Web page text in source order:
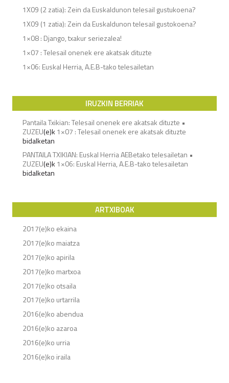
1X09 (2 zatia): Zein da Euskaldunon telesail gustukoena?
1X09 (1 zatia): Zein da Euskaldunon telesail gustokoena?
1×08 : Django, txakur seriezalea!
1×07 : Telesail onenek ere akatsak dituzte
1×06: Euskal Herria, A.E.B-tako telesailetan
IRUZKIN BERRIAK
Pantaila Txikian: Telesail onenek ere akatsak dituzte •
ZUZEU(e)k 1×07 : Telesail onenek ere akatsak dituzte
bidalketan
PANTAILA TXIKIAN: Euskal Herria AEBetako telesailetan •
ZUZEU(e)k 1×06: Euskal Herria, A.E.B-tako telesailetan
bidalketan
ARTXIBOAK
2017(e)ko ekaina
2017(e)ko maiatza
2017(e)ko apirila
2017(e)ko martxoa
2017(e)ko otsaila
2017(e)ko urtarrila
2016(e)ko abendua
2016(e)ko azaroa
2016(e)ko urria
2016(e)ko iraila